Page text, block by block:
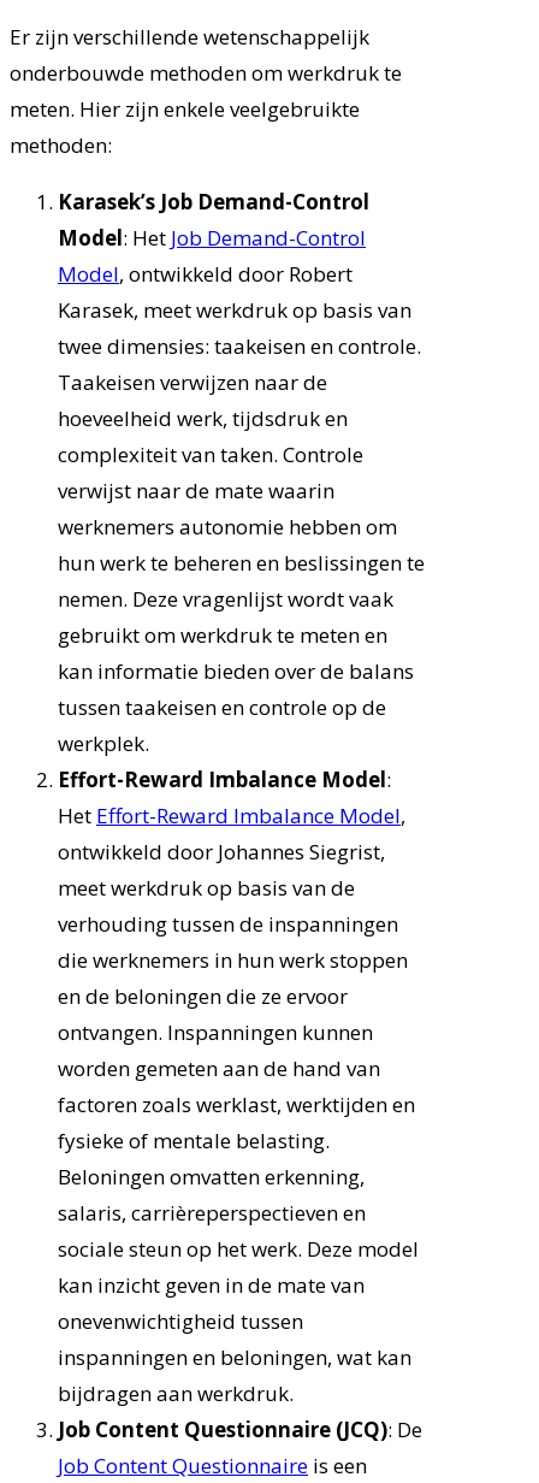
Er zijn verschillende wetenschappelijk
onderbouwde methoden om werkdruk te
meten. Hier zijn enkele veelgebruikte
methoden:
Karasek’s Job Demand-Control
Model: Het Job Demand-Control
Model, ontwikkeld door Robert
Karasek, meet werkdruk op basis van
twee dimensies: taakeisen en controle.
Taakeisen verwijzen naar de
hoeveelheid werk, tijdsdruk en
complexiteit van taken. Controle
verwijst naar de mate waarin
werknemers autonomie hebben om
hun werk te beheren en beslissingen te
nemen. Deze vragenlijst wordt vaak
gebruikt om werkdruk te meten en
kan informatie bieden over de balans
tussen taakeisen en controle op de
werkplek.
Effort-Reward Imbalance Model:
Het Effort-Reward Imbalance Model,
ontwikkeld door Johannes Siegrist,
meet werkdruk op basis van de
verhouding tussen de inspanningen
die werknemers in hun werk stoppen
en de beloningen die ze ervoor
ontvangen. Inspanningen kunnen
worden gemeten aan de hand van
factoren zoals werklast, werktijden en
fysieke of mentale belasting.
Beloningen omvatten erkenning,
salaris, carrièreperspectieven en
sociale steun op het werk. Deze model
kan inzicht geven in de mate van
onevenwichtigheid tussen
inspanningen en beloningen, wat kan
bijdragen aan werkdruk.
Job Content Questionnaire (JCQ): De
Job Content Questionnaire is een